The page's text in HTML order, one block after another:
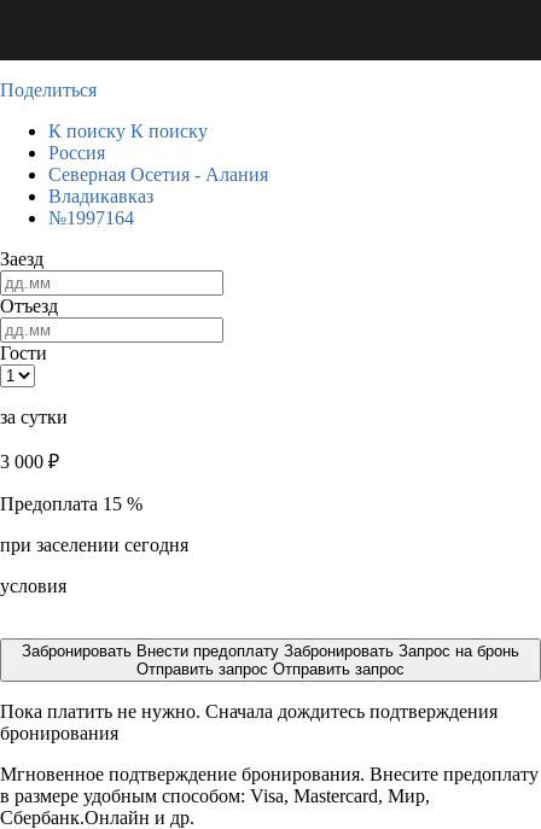
Поделиться
К поиску К поиску
Россия
Северная Осетия - Алания
Владикавказ
№1997164
Заезд
Отъезд
Гости
за сутки
3 000 ₽
Предоплата 15 %
при заселении сегодня
условия
Забронировать Внести предоплату Забронировать Запрос на бронь
Отправить запрос Отправить запрос
Пока платить не нужно. Сначала дождитесь подтверждения
бронирования
Мгновенное подтверждение бронирования. Внесите предоплату
в размере удобным способом: Visa, Mastercard, Мир,
Сбербанк.Онлайн и др.